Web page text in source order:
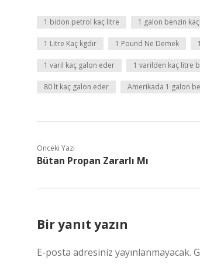
1 bidon petrol kaç litre 1 galon benzin
1 Litre Kaç kgdır 1 Pound Ne Demek
1 varil kaç galon eder 1 varilden kaç litre
80 lt kaç galon eder Amerikada 1 galon
Önceki Yazı
Bütan Propan Zararlı Mı
Bir yanıt yazın
E-posta adresiniz yayınlanmayacak.